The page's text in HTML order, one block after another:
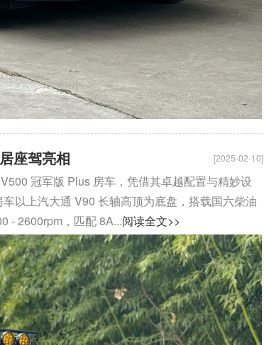
座驾亮相 [2025-02-10]
冠军版 Plus 房车，凭借其卓越配置与精妙设
以上汽大通 V90 长轴高顶为底盘，搭载国六柴油
- 2600rpm，匹配 8A...阅读全文>>